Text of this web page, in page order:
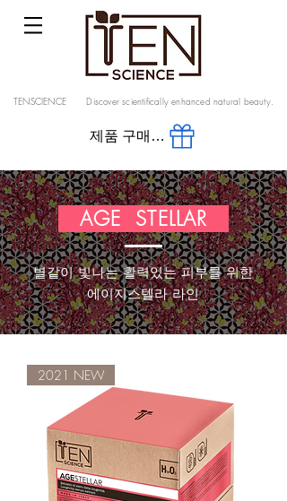
TENSCIENCE Discover scientifically enhanced natural beauty.
제품 구매 공식스토어 바로가기
​ AGE STELLAR
별같이 빛나는 ​활력있는 피부를 위한
에이지스텔라 라인
2021 NEW